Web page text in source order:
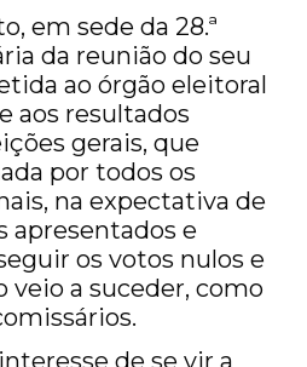
em sede da 28.ª
da reunião do seu
ao órgão eleitoral
aos resultados
gerais, que
por todos os
na expectativa de
apresentados e
os votos nulos e
veio a suceder, como